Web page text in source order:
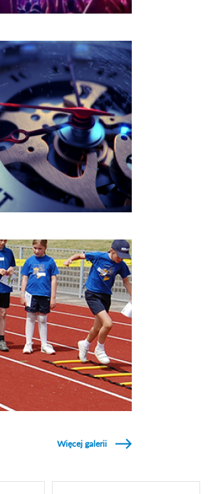
Więcej galerii